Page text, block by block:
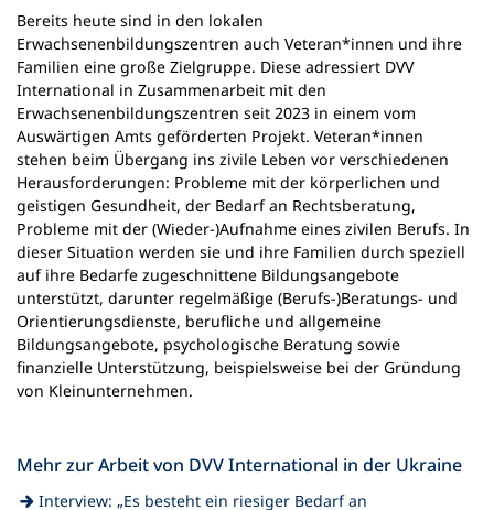
Bereits heute sind in den lokalen
Erwachsenenbildungszentren auch Veteran*innen und ihre
Familien eine große Zielgruppe. Diese adressiert DVV
International in Zusammenarbeit mit den
Erwachsenenbildungszentren seit 2023 in einem vom
Auswärtigen Amts geförderten Projekt. Veteran*innen
stehen beim Übergang ins zivile Leben vor verschiedenen
Herausforderungen: Probleme mit der körperlichen und
geistigen Gesundheit, der Bedarf an Rechtsberatung,
Probleme mit der (Wieder-)Aufnahme eines zivilen Berufs. In
dieser Situation werden sie und ihre Familien durch speziell
auf ihre Bedarfe zugeschnittene Bildungsangebote
unterstützt, darunter regelmäßige (Berufs-)Beratungs- und
Orientierungsdienste, berufliche und allgemeine
Bildungsangebote, psychologische Beratung sowie
finanzielle Unterstützung, beispielsweise bei der Gründung
von Kleinunternehmen.
Mehr zur Arbeit von DVV International in der Ukraine
Interview: „Es besteht ein riesiger Bedarf an